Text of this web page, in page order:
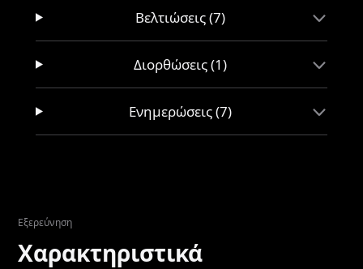
Βελτιώσεις (7)
Διορθώσεις (1)
Ενημερώσεις (7)
Εξερεύνηση
Χαρακτηριστικά